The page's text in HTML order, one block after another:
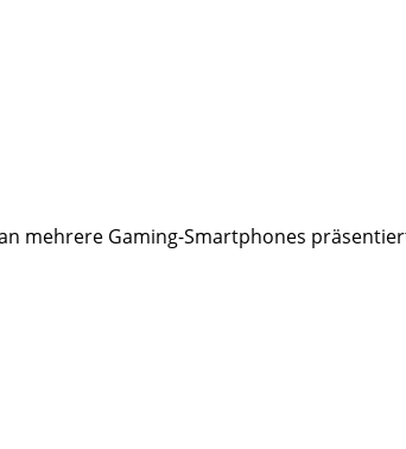
mehrere Gaming-Smartphones